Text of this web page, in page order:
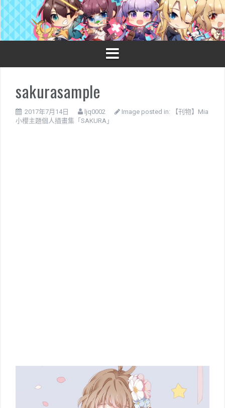
S
k
p
sakurasample
2017年7月14日 ljq0002 Image posted in:
【刊物】Mia
小櫻主題個人插畫集「SAKURA」